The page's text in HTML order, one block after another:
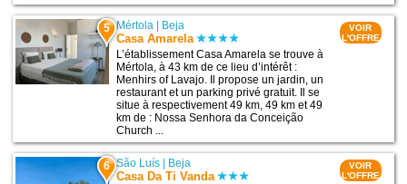
5 Mértola | Beja
Casa Amarela
L’établissement Casa Amarela se trouve à
Mértola, à 43 km de ce lieu d’intérêt :
Menhirs of Lavajo. Il propose un jardin, un
restaurant et un parking privé gratuit. Il se
situe à respectivement 49 km, 49 km et 49
km de : Nossa Senhora da Conceição
Church ...
VOIR
L'OFFRE
6 São Luís | Beja
Casa Da Ti Vanda
VOIR
L'OFFRE